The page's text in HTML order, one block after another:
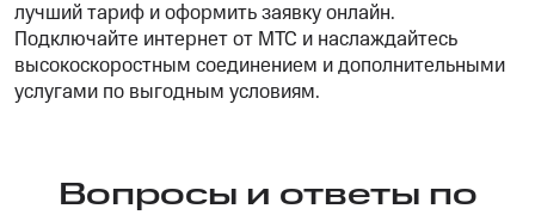
лучший тариф и оформить заявку онлайн.
Подключайте интернет от МТС и наслаждайтесь
высокоскоростным соединением и дополнительными
услугами по выгодным условиям.
Вопросы и ответы по